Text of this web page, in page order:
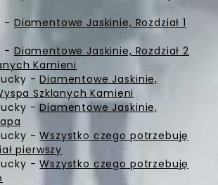
- Diamentowe Jaskinie, Rozdział 1
- Diamentowe Jaskinie, Rozdział 2
Kamieni
-Diamentowe Jaskinie,
Szklanych Kamieni
-Diamentowe Jaskinie,
-Wszystko czego potrzebuję
pierwszy
-Wszystko czego potrzebuję